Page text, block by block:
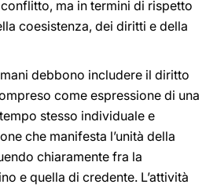
ma in termini di rispetto
coesistenza, dei diritti e della
debbono includere il diritto
come espressione di una
stesso individuale e
che manifesta l’unità della
chiaramente fra la
e quella di credente. L’attività